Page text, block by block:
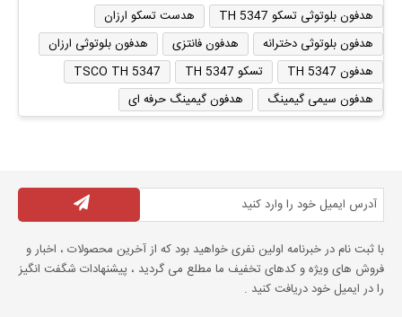
هدفون بلوتوثی تسکو TH 5347
هدست تسکو ارزان
هدفون بلوتوثی دخترانه
هدفون فانتزی
هدفون بلوتوثی ارزان
هدفون TH 5347
تسکو TH 5347
TSCO TH 5347
هدفون سیمی گیمینگ
هدفون گیمینگ حرفه ای
با ثبت نام در خبرنامه اولین نفری خواهید بود که از آخرین محصولات ، اخبار و
فروش های ویژه و کدهای تخفیف ما مطلع می گردید ، پیشنهادات شگفت انگیز
را در ایمیل خود دریافت کنید .